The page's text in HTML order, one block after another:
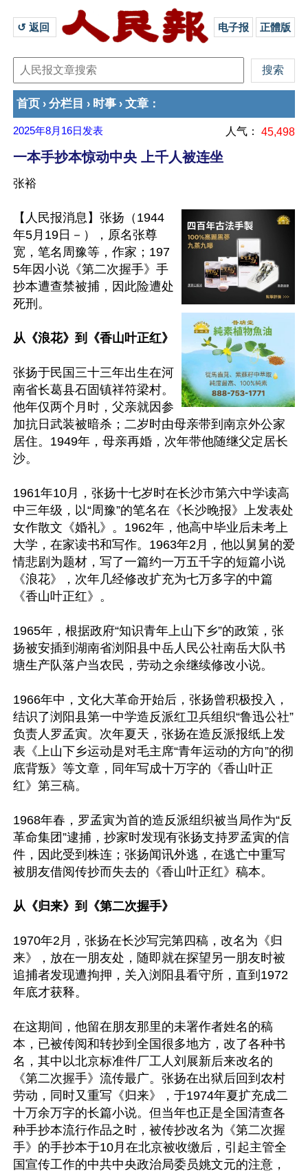
↺ 返回 电子报 正體版
首页 › 分栏目 › 时事 › 文章 ：
2025年8月16日 发表 人气： 45,498
一本手抄本惊动中央 上千人被连坐
张裕
【人民报消息】张扬（1944
年5月19日－），原名张尊
宽，笔名周豫等，作家；197
5年因小说《第二次握手》手
抄本遭查禁被捕，因此险遭处
死刑。
从《浪花》到《香山叶正红》
张扬于民国三十三年出生在河
南省长葛县石固镇祥符梁村。
他年仅两个月时，父亲就因参
加抗日武装被暗杀；二岁时由母亲带到南京外公家
居住。1949年，母亲再婚，次年带他随继父定居长
沙。
1961年10月，张扬十七岁时在长沙市第六中学读高
中三年级，以“周豫”的笔名在《长沙晚报》上发表处
女作散文《婚礼》。1962年，他高中毕业后未考上
大学，在家读书和写作。1963年2月，他以舅舅的爱
情悲剧为题材，写了一篇约一万五千字的短篇小说
《浪花》，次年几经修改扩充为七万多字的中篇
《香山叶正红》。
1965年，根据政府“知识青年上山下乡”的政策，张
扬被安插到湖南省浏阳县中岳人民公社南岳大队书
塘生产队落户当农民，劳动之余继续修改小说。
1966年中，文化大革命开始后，张扬曾积极投入，
结识了浏阳县第一中学造反派红卫兵组织“鲁迅公社”
负责人罗孟寅。次年夏天，张扬在造反派报纸上发
表《上山下乡运动是对毛主席“青年运动的方向”的彻
底背叛》等文章，同年写成十万字的《香山叶正
红》第三稿。
1968年春，罗孟寅为首的造反派组织被当局作为“反
革命集团”逮捕，抄家时发现有张扬支持罗孟寅的信
件，因此受到株连；张扬闻讯外逃，在逃亡中重写
被朋友借阅传抄而失去的《香山叶正红》稿本。
从《归来》到《第二次握手》
1970年2月，张扬在长沙写完第四稿，改名为《归
来》，放在一朋友处，随即就在探望另一朋友时被
追捕者发现遭拘押，关入浏阳县看守所，直到1972
年底才获释。
在这期间，他留在朋友那里的未署作者姓名的稿
本，已被传阅和转抄到全国很多地方，改了各种书
名，其中以北京标准件厂工人刘展新后来改名的
《第二次握手》流传最广。张扬在出狱后回到农村
劳动，同时又重写《归来》，于1974年夏扩充成二
十万余万字的长篇小说。但当年也正是全国清查各
种手抄本流行作品之时，被传抄改名为《第二次握
手》的手抄本于10月在北京被收缴后，引起主管全
国宣传工作的中共中央政治局委员姚文元的注意，